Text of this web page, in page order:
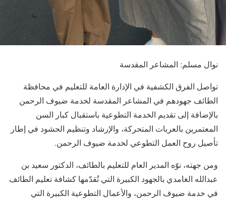
نوال مسلم: المشاعر المقدسة
تواصل الفرق الكشفية في الإدارة العامة للتعليم في محافظة
الطائف جهودهم في المشاعر المقدسة لخدمة ضيوف الرحمن
بالإضافة إلى تقديم الخدمة التطوعية باستقبال كبار السن
المعتمرين بالعربات المتحركة، والإرشاد وتنظيم الحشود في إطار
تأصيل روح العمل التطوعي لخدمة ضيوف الرحمن.
ومن جهته، نوّه المدير العام للتعليم بالطائف، الدكتور سعيد بن
عبدالله الغامدي بالجهود الكبيرة التي تُقدّمها كشافة تعليم الطائف
في خدمة ضيوف الرحمن، والأعمال التطوعية الكبيرة التي